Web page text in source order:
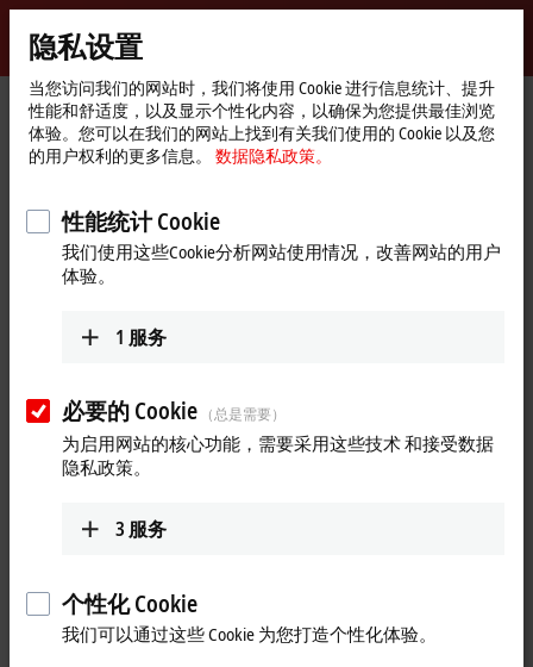
Beckhoff
-
自
动
化
技
术
Start
page
公司简介 全球业务 德国 Sales
Sales, 德国
地址和联系方式
Beckhoff Automation GmbH & Co. KG
33415Verl
德国
+49 5246 963-0
www.beckhoff.com/en-en/
隐私设置
当您访问我们的网站时，我们将使用 Cookie 进行信息统计、提升
性能和舒适度，以及显示个性化内容，以确保为您提供最佳浏览
体验。您可以在我们的网站上找到有关我们使用的 Cookie 以及您
的用户权利的更多信息。
数据隐私政策。
性能统计 Cookie
我们使用这些Cookie分析网站使用情况，改善网站的用户
体验。
1 服务
必要的 Cookie （总是需要）
为启用网站的核心功能，需要采用这些技术 和接受数据
隐私政策。
3 服务
个性化 Cookie
我们可以通过这些 Cookie 为您打造个性化体验。